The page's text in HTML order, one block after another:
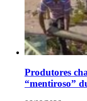
Produtores
“mentiroso”